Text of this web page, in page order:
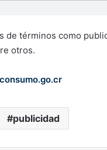
de términos como
otros.
publicidad